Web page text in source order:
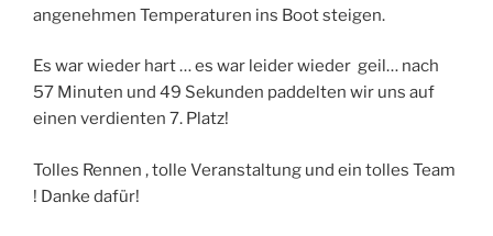
angenehmen Temperaturen ins Boot steigen.
Es war wieder hart … es war leider wieder geil… nach
57 Minuten und 49 Sekunden paddelten wir uns auf
einen verdienten 7. Platz!
Tolles Rennen , tolle Veranstaltung und ein tolles Team
! Danke dafür!